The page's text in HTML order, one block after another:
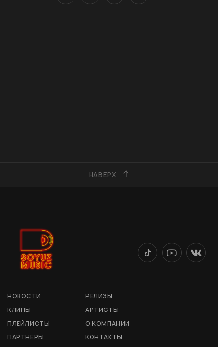
НАВЕРХ
НОВОСТИ
РЕЛИЗЫ
КЛИПЫ
АРТИСТЫ
ПЛЕЙЛИСТЫ
О КОМПАНИИ
ПАРТНЕРЫ
КОНТАКТЫ